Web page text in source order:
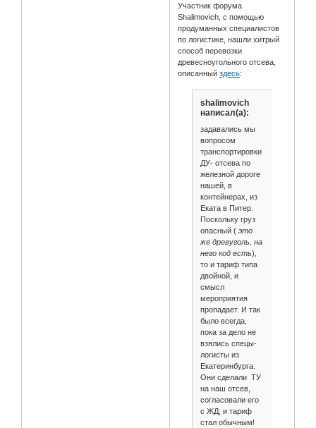
Участник форума
Shalimovich, с помощью
продуманных специалистов
по логистике, нашли хитрый
способ перевозки
древесноугольного отсева,
описанныйздесь:
shalimovich
написал(а):
задавались мы
вопросом
транспортировки
ДУ- отсева по
железной дороге
нашей, в
контейнерах, из
Еката в Питер.
Поскольку груз
опасный ( это
же древуголь, на
него код есть),
то и тариф типа
двойной, и
смысл
мероприятия
пропадает. И так
было всегда,
пока за дело не
взялись спецы-
логисты из
Екатеринбурга.
Они сделали ТУ
на наш отсев,
согласовали его
с ЖД, и тариф
стал обычным!